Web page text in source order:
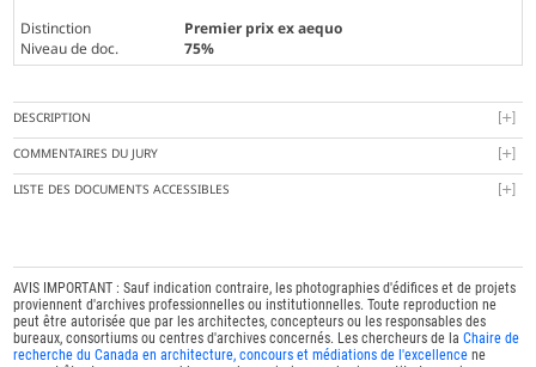
Distinction
Premier prix ex aequo
Niveau de doc.
75%
DESCRIPTION
COMMENTAIRES DU JURY
LISTE DES DOCUMENTS ACCESSIBLES
AVIS IMPORTANT : Sauf indication contraire, les photographies d'édifices et de projets
proviennent d'archives professionnelles ou institutionnelles. Toute reproduction ne
peut être autorisée que par les architectes, concepteurs ou les responsables des
bureaux, consortiums ou centres d'archives concernés. Les chercheurs de laChaire de
recherche du Canada en architecture, concours et médiations de l'excellence ne